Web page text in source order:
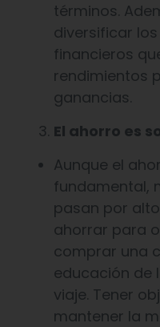
términos.
diversificar
financieros
rendimientos
ganancias.
El ahorro es
Aunque el
fundamental,
pasan por
ahorrar para
comprar una
educación de
viaje. Tener
mantener la